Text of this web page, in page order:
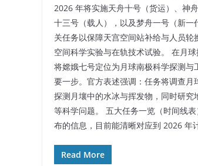
2026 年将实施天舟十号（货运）、神
十三号（载人），以及梦舟一号（新一
关任务以保障天宫空间站补给与人员轮
空间科学实验与在轨技术试验。 在月
将嫦娥七号定位为月球南极科学探测与
要一步。官方表述强调：任务将调查月
探测月壤中的水冰与挥发物，同时研究
等科学问题。 五大任务一览（时间线
布的信息，目前能清晰对应到 2026 年
Read More